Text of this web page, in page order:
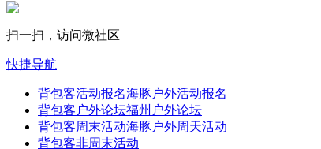
扫一扫，访问微社区
快捷导航
背包客活动报名海豚户外活动报名
背包客户外论坛福州户外论坛
背包客周末活动海豚户外周天活动
背包客非周末活动